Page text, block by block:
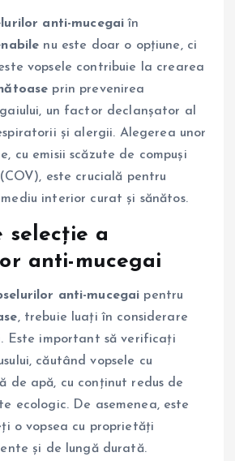
anti-mucegai în
nu este doar o opțiune, ci
vopsele contribuie la crearea
prin prevenirea
un factor declanșator al
și alergii. Alegerea unor
cu emisii scăzute de compuși
este crucială pentru
interior curat și sănătos.
selecție a
anti-mucegai
anti-mucegai pentru
, trebuie luați în considerare
Este important să verificați
căutând vopsele cu
de apă, cu conținut redus de
ecologic. De asemenea, este
o vopsea cu proprietăți
și de lungă durată.